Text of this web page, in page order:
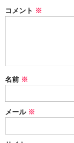
コメント ※
名前 ※
メール ※